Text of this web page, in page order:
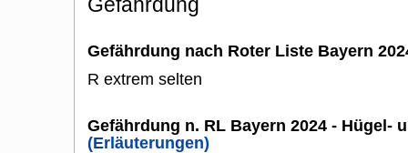
Gefährdung nach Roter Liste Bayern
R extrem selten
Gefährdung n. RL Bayern 2024 - Hügel-
(Erläuterungen)